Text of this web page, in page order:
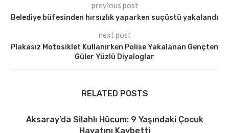
previous post
Belediye büfesinden hırsızlık yaparken suçüstü yakalandı
next post
Plakasız Motosiklet Kullanırken Polise Yakalanan Gençten
Güler Yüzlü Diyaloglar
RELATED POSTS
Aksaray’da Silahlı Hücum: 9 Yaşındaki Çocuk
Hayatını Kaybetti